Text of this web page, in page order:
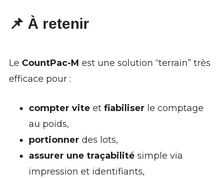
📌 À retenir
Le CountPac-M est une solution “terrain” très
efficace pour :
compter vite et fiabiliser le comptage
au poids,
portionner des lots,
assurer une traçabilité simple via
impression et identifiants,